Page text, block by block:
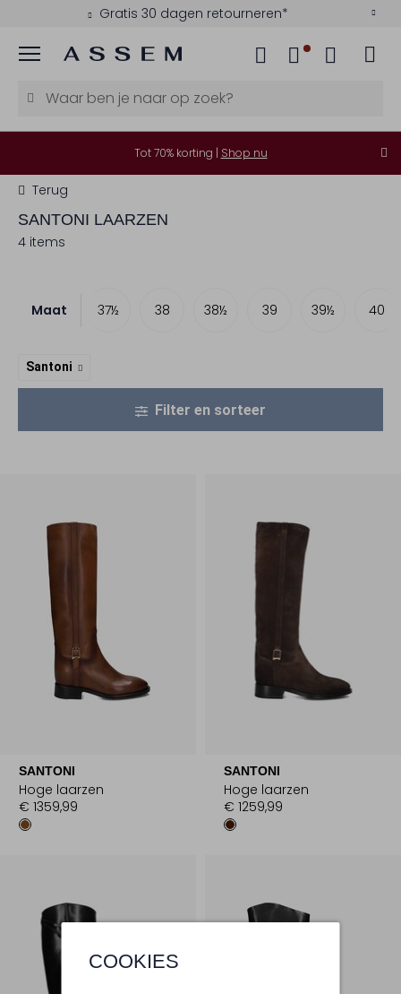
Gratis 30 dagen retourneren*
Menu
COOKIES
Tot 70% korting | Shop nu
Terug
SANTONI LAARZEN
4 items
Maat
37 37½ 38 38½ 39 39½ 40
Santoni
Filter en sorteer
SANTONI
Hoge laarzen
€ 1359,99
SANTONI
Hoge laarzen
€ 1259,99